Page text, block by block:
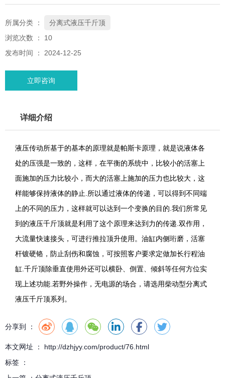
所属分类 ：
分离式液压千斤顶
浏览次数 ： 10
发布时间 ： 2024-12-25
立即咨询
详细介绍
液压传动所基于的基本的原理就是帕斯卡原理，就是说液体各
处的压强是一致的，这样，在平衡的系统中，比较小的活塞上
面施加的压力比较小，而大的活塞上施加的压力也比较大，这
样能够保持液体的静止.所以通过液体的传递，可以得到不同端
上的不同的压力，这样就可以达到一个变换的目的.我们所常见
到的液压千斤顶就是利用了这个原理来达到力的传递.双作用，
大流量快速接头，可进行推拉顶升使用。油缸内侧珩磨，活塞
杆镀硬铬，防止刮伤和腐蚀，可按照客户要求定做加长行程油
缸.千斤顶除垂直使用外还可以横卧、倒置、倾斜等任何方位实
现上述功能.若野外操作，无电源的场合，请选用柴动型分离式
液压千斤顶系列。
分享到 ：
本文网址 ： http://dzhjyy.com/product/76.html
标签 ：